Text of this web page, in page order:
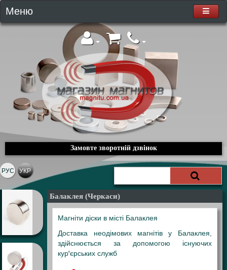
Меню
Замовте зворотній дзвінок
РУС УКР
Балаклея (Черкаси)
Магніти діски в місті Балаклея
Доставка неодімових магнітів у Балаклея,
здійснюється за допомогою існуючих
кур'єрських служб